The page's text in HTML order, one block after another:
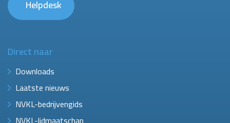
Helpdesk
Direct naar
Downloads
Laatste nieuws
NVKL-bedrijvengids